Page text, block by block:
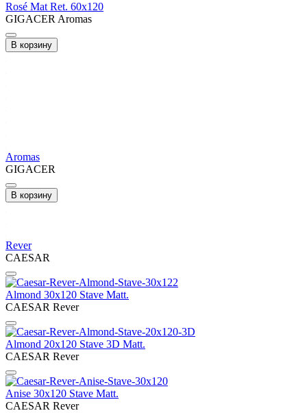
Rosé Mat Ret. 60x120
GIGACER Aromas
В корзину
Aromas
GIGACER
В корзину
Rever
CAESAR
Almond 30х120 Stave Matt.
CAESAR Rever
Almond 20х120 Stave 3D Matt.
CAESAR Rever
Anise 30х120 Stave Matt.
CAESAR Rever